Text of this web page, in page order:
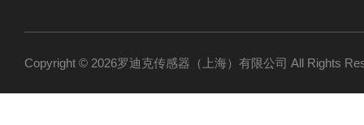
Copyright © 2026罗迪克传感器（上海）有限公司 All Rights